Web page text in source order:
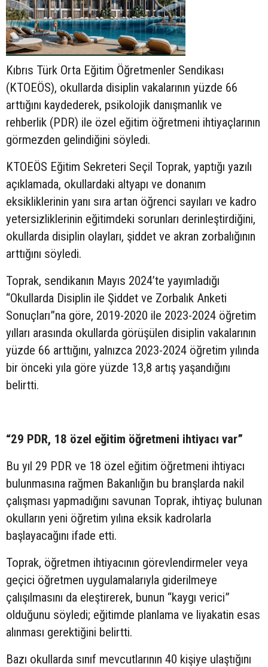
Kıbrıs Türk Orta Eğitim Öğretmenler Sendikası
(KTOEÖS), okullarda disiplin vakalarının yüzde 66
arttığını kaydederek, psikolojik danışmanlık ve
rehberlik (PDR) ile özel eğitim öğretmeni ihtiyaçlarının
görmezden gelindiğini söyledi.
KTOEÖS Eğitim Sekreteri Seçil Toprak, yaptığı yazılı
açıklamada, okullardaki altyapı ve donanım
eksikliklerinin yanı sıra artan öğrenci sayıları ve kadro
yetersizliklerinin eğitimdeki sorunları derinleştirdiğini,
okullarda disiplin olayları, şiddet ve akran zorbalığının
arttığını söyledi.
Toprak, sendikanın Mayıs 2024’te yayımladığı
“Okullarda Disiplin ile Şiddet ve Zorbalık Anketi
Sonuçları”na göre, 2019-2020 ile 2023-2024 öğretim
yılları arasında okullarda görüşülen disiplin vakalarının
yüzde 66 arttığını, yalnızca 2023-2024 öğretim yılında
bir önceki yıla göre yüzde 13,8 artış yaşandığını
belirtti.
“29 PDR, 18 özel eğitim öğretmeni ihtiyacı var”
Bu yıl 29 PDR ve 18 özel eğitim öğretmeni ihtiyacı
bulunmasına rağmen Bakanlığın bu branşlarda nakil
çalışması yapmadığını savunan Toprak, ihtiyaç bulunan
okulların yeni öğretim yılına eksik kadrolarla
başlayacağını ifade etti.
Toprak, öğretmen ihtiyacının görevlendirmeler veya
geçici öğretmen uygulamalarıyla giderilmeye
çalışılmasını da eleştirerek, bunun “kaygı verici”
olduğunu söyledi; eğitimde planlama ve liyakatin esas
alınması gerektiğini belirtti.
Bazı okullarda sınıf mevcutlarının 40 kişiye ulaştığını